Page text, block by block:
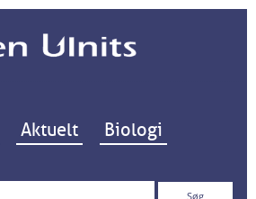
Hop til indhold
Aktuelt Biologi